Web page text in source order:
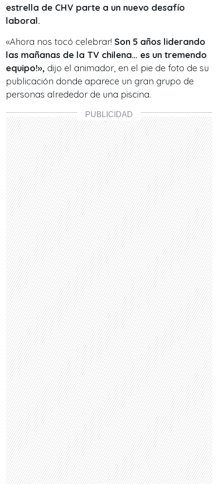
estrella de CHV parte a un nuevo desafío
laboral.
«Ahora nos tocó celebrar! Son 5 años liderando
las mañanas de la TV chilena… es un tremendo
equipo!», dijo el animador, en el pie de foto de su
publicación donde aparece un gran grupo de
personas alrededor de una piscina.